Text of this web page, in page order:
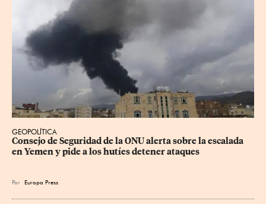
GEOPOLÍTICA
Consejo de Seguridad de la ONU alerta sobre la escalada
en Yemen y pide a los hutíes detener ataques
Por Europa Press